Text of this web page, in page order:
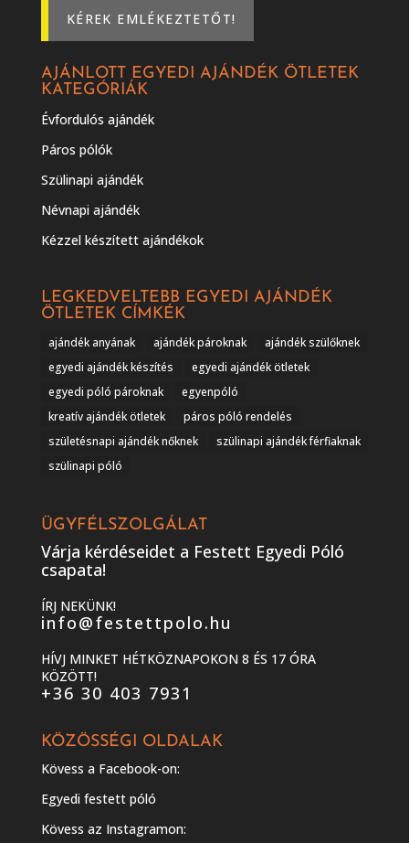
KÉREK EMLÉKEZTETŐT!
AJÁNLOTT EGYEDI AJÁNDÉK ÖTLETEK
KATEGÓRIÁK
Évfordulós ajándék
Páros pólók
Szülinapi ajándék
Névnapi ajándék
Kézzel készített ajándékok
LEGKEDVELTEBB EGYEDI AJÁNDÉK
ÖTLETEK CÍMKÉK
ajándék anyának ajándék pároknak
ajándék szülőknek
egyedi ajándék készítés
egyedi ajándék ötletek
egyedi póló pároknak
egyenpóló
kreatív ajándék ötletek
páros póló rendelés
születésnapi ajándék nőknek
szülinapi ajándék férfiaknak
szülinapi póló
ÜGYFÉLSZOLGÁLAT
Várja kérdéseidet a Festett Egyedi Póló
csapata!
ÍRJ NEKÜNK!
info@festettpolo.hu
HÍVJ MINKET HÉTKÖZNAPOKON 8 ÉS 17 ÓRA
KÖZÖTT!
+36 30 403 7931
KÖZÖSSÉGI OLDALAK
Kövess a Facebook-on:
Egyedi festett póló
Kövess az Instagramon: